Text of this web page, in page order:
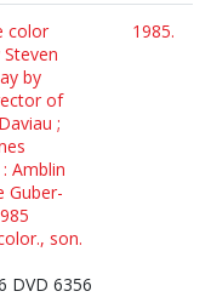
color
by
of
;
Amblin
Guber-
son.
DVD 6356
1985.